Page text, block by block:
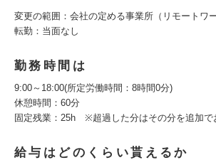
変更の範囲：会社の定める事業所（リモートワー
転勤：当面なし
勤務時間は
9:00～18:00(所定労働時間：8時間0分)
休憩時間：60分
固定残業：25h ※超過した分はその分を追加で
給与はどのくらい貰えるか